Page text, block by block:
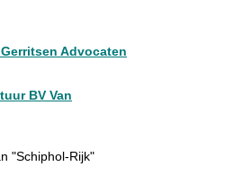
Advocaten
BV Van
"Schiphol-Rijk"